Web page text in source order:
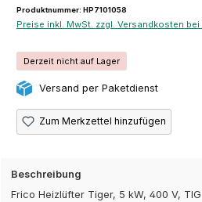
Produktnummer: HP7101058
Preise inkl. MwSt. zzgl. Versandkosten
Derzeit nicht auf Lager
Versand per Paketdienst
Zum Merkzettel hinzufügen
Beschreibung
Frico Heizlüfter Tiger, 5 kW, 400 V,